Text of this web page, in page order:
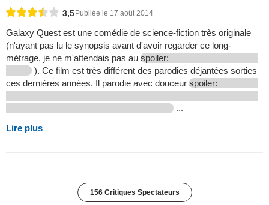
3,5 Publiée le 17 août 2014
Galaxy Quest est une comédie de science-fiction très originale
(n'ayant pas lu le synopsis avant d'avoir regarder ce long-
métrage, je ne m'attendais pas au spoiler:
). Ce film est très différent des parodies déjantées sorties
ces dernières années. Il parodie avec douceur spoiler:
...
Lire plus
156 Critiques Spectateurs